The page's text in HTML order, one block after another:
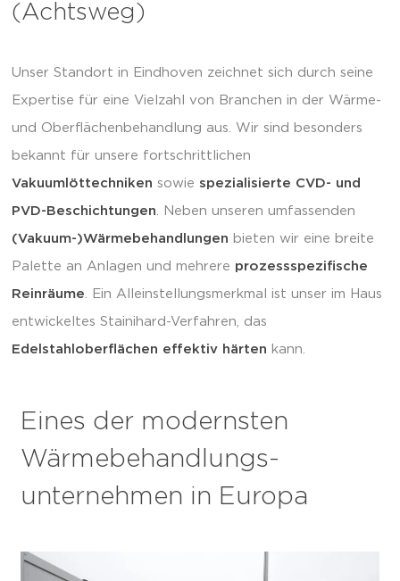
(Achtsweg)
Unser Standort in Eindhoven zeichnet sich durch seine
Expertise für eine Vielzahl von Branchen in der Wärme-
und Oberflächenbehandlung aus. Wir sind besonders
bekannt für unsere fortschrittlichen
Vakuumlöttechniken sowie spezialisierte CVD- und
PVD-Beschichtungen. Neben unseren umfassenden
(Vakuum-)Wärmebehandlungen bieten wir eine breite
Palette an Anlagen und mehrere prozessspezifische
Reinräume. Ein Alleinstellungsmerkmal ist unser im Haus
entwickeltes Stainihard-Verfahren, das
Edelstahloberflächen effektiv härten kann.
Eines der modernsten
Wärmebehandlungs-
unternehmen in Europa